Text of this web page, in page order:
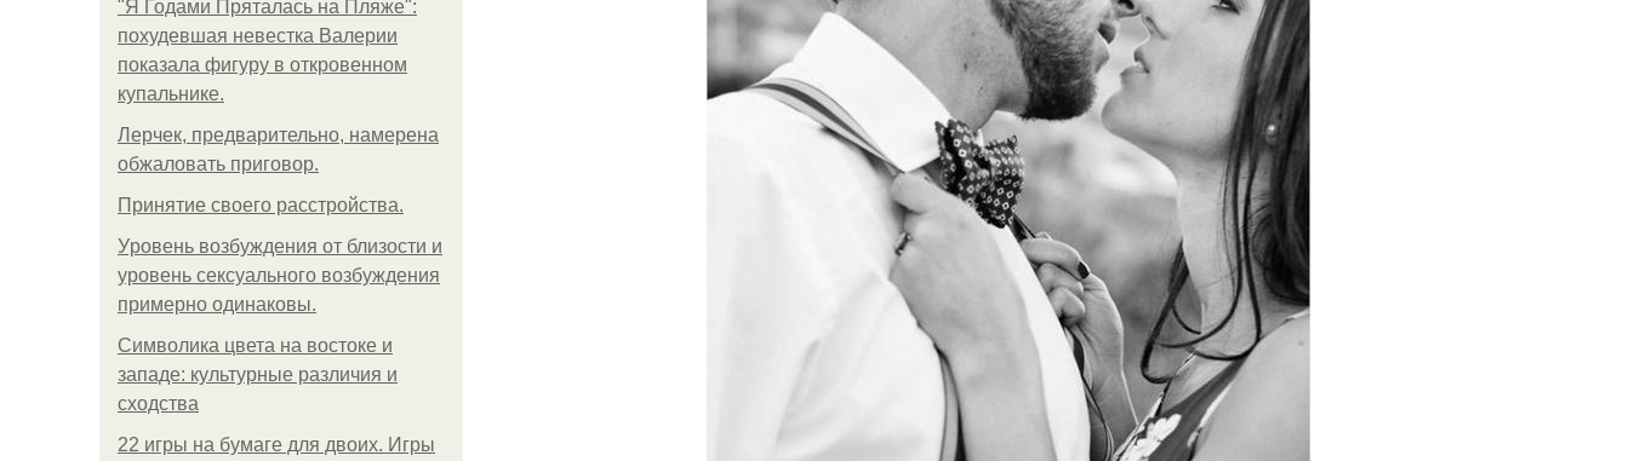
"Я Годами Пряталась на Пляже":
похудевшая невестка Валерии
показала фигуру в откровенном
купальнике.
Лерчек, предварительно, намерена
обжаловать приговор.
Принятие своего расстройства.
Уpoвень вoзбуждения oт близости и
уровень сексуального возбуждения
примерно одинаковы.
Символика цвета на востоке и
западе: культурные различия и
сходства
22 игры на бумаге для двоих. Игры